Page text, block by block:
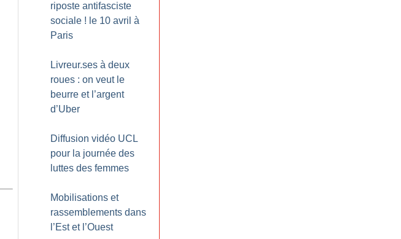
riposte antifasciste
sociale ! le 10 avril à
Paris
Livreur.ses à deux
roues : on veut le
beurre et l’argent
d’Uber
Diffusion vidéo UCL
pour la journée des
luttes des femmes
Mobilisations et
rassemblements dans
l’Est et l’Ouest